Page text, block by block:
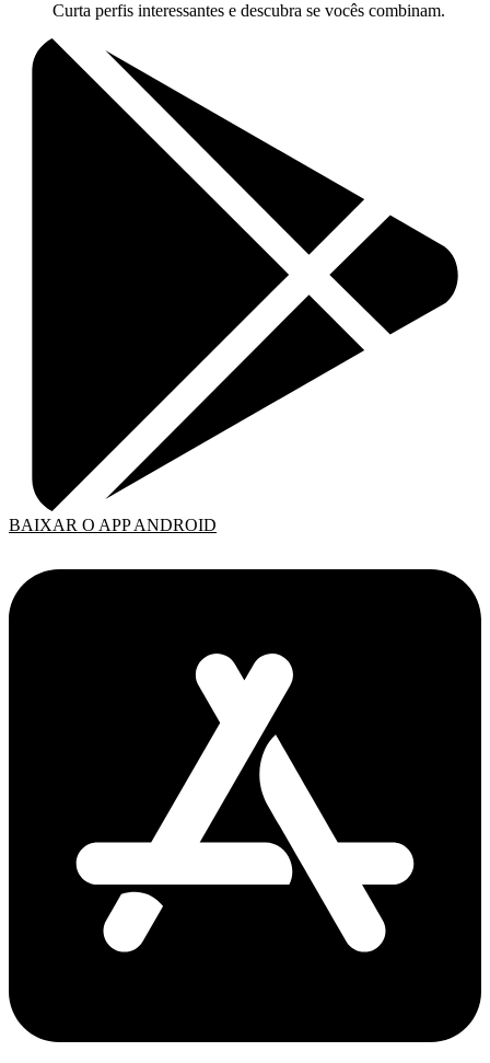
Curta perfis interessantes e descubra se vocês combinam.
BAIXAR O APP ANDROID